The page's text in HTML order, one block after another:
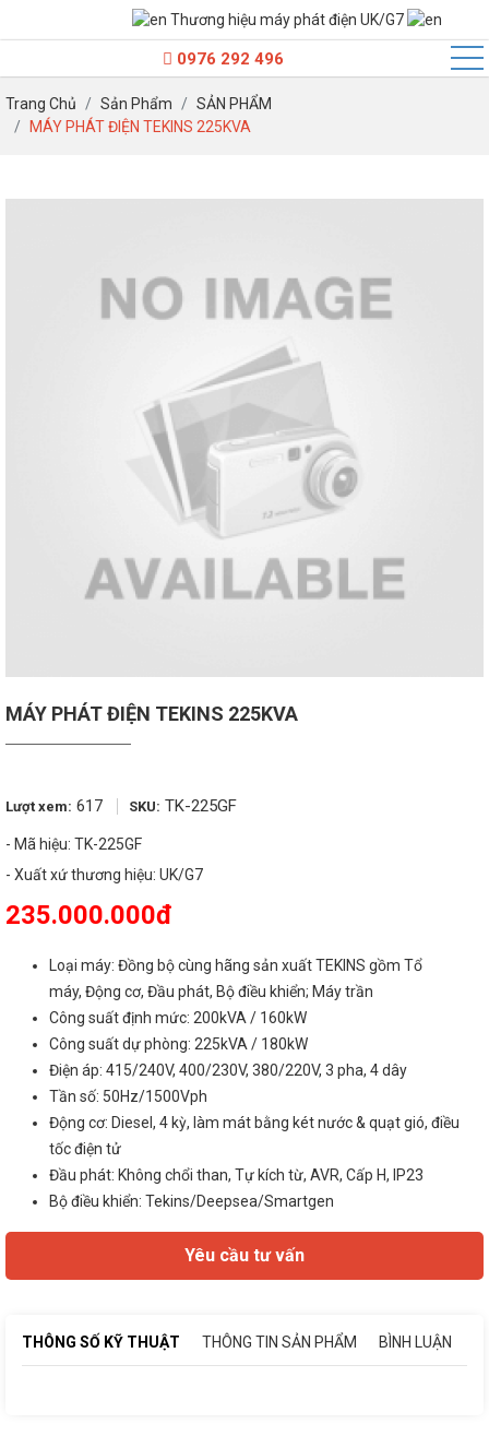
Thương hiệu máy phát điện UK/G7
0976 292 496
100kVA - Dưới 250kVA
250kVA - Dưới 500kVA
500kVA - Dưới 800kVA
Trang Chủ Sản Phẩm
SẢN PHẨM
MÁY PHÁT ĐIỆN TEKINS 225KVA
MÁY PHÁT ĐIỆN TEKINS 225KVA
Lượt xem: 617 SKU: TK-225GF
- Mã hiệu: TK-225GF
235.000.000đ
Loại máy: Đồng bộ cùng hãng sản xuất TEKINS gồm Tổ
máy, Động cơ, Đầu phát, Bộ điều khiển; Máy trần
Công suất định mức: 200kVA / 160kW
Công suất dự phòng: 225kVA / 180kW
Điện áp: 415/240V, 400/230V, 380/220V, 3 pha, 4 dây
Tần số: 50Hz/1500Vph
Động cơ: Diesel, 4 kỳ, làm mát bằng két nước & quạt gió, điều
tốc điện tử
Đầu phát: Không chổi than, Tự kích từ, AVR, Cấp H, IP23
Bộ điều khiển: Tekins/Deepsea/Smartgen
Yêu cầu tư vấn
THÔNG SỐ KỸ THUẬT THÔNG TIN SẢN PHẨM BÌNH LUẬN